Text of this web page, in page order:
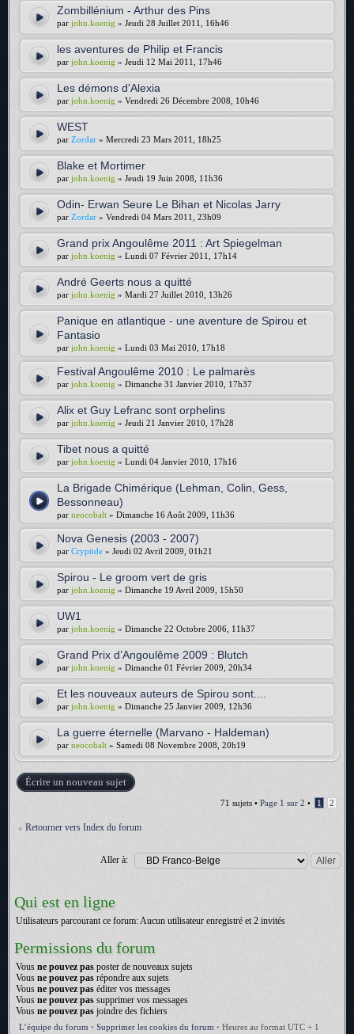
Zombillénium - Arthur des Pins
par john.koenig » Jeudi 28 Juillet 2011, 16h46
les aventures de Philip et Francis
par john.koenig » Jeudi 12 Mai 2011, 17h46
Les démons d'Alexia
par john.koenig » Vendredi 26 Décembre 2008, 10h46
WEST
par Zordar » Mercredi 23 Mars 2011, 18h25
Blake et Mortimer
par john.koenig » Jeudi 19 Juin 2008, 11h36
Odin- Erwan Seure Le Bihan et Nicolas Jarry
par Zordar » Vendredi 04 Mars 2011, 23h09
Grand prix Angoulême 2011 : Art Spiegelman
par john.koenig » Lundi 07 Février 2011, 17h14
André Geerts nous a quitté
par john.koenig » Mardi 27 Juillet 2010, 13h26
Panique en atlantique - une aventure de Spirou et
Fantasio
par john.koenig » Lundi 03 Mai 2010, 17h18
Festival Angoulême 2010 : Le palmarès
par john.koenig » Dimanche 31 Janvier 2010, 17h37
Alix et Guy Lefranc sont orphelins
par john.koenig » Jeudi 21 Janvier 2010, 17h28
Tibet nous a quitté
par john.koenig » Lundi 04 Janvier 2010, 17h16
La Brigade Chimérique (Lehman, Colin, Gess,
Bessonneau)
par neocobalt » Dimanche 16 Août 2009, 11h36
Nova Genesis (2003 - 2007)
par Cryptide » Jeudi 02 Avril 2009, 01h21
Spirou - Le groom vert de gris
par john.koenig » Dimanche 19 Avril 2009, 15h50
UW1
par john.koenig » Dimanche 22 Octobre 2006, 11h37
Grand Prix d’Angoulême 2009 : Blutch
par john.koenig » Dimanche 01 Février 2009, 20h34
Et les nouveaux auteurs de Spirou sont....
par john.koenig » Dimanche 25 Janvier 2009, 12h36
La guerre éternelle (Marvano - Haldeman)
par neocobalt » Samedi 08 Novembre 2008, 20h19
Écrire un nouveau sujet
71 sujets • Page 1 sur 2 • 1 2
Retourner vers Index du forum
Aller à:
Qui est en ligne
Utilisateurs parcourant ce forum: Aucun utilisateur enregistré et 2 invités
Permissions du forum
Vous ne pouvez pas poster de nouveaux sujets
Vous ne pouvez pas répondre aux sujets
Vous ne pouvez pas éditer vos messages
Vous ne pouvez pas supprimer vos messages
Vous ne pouvez pas joindre des fichiers
L’équipe du forum • Supprimer les cookies du forum • Heures au format UTC + 1